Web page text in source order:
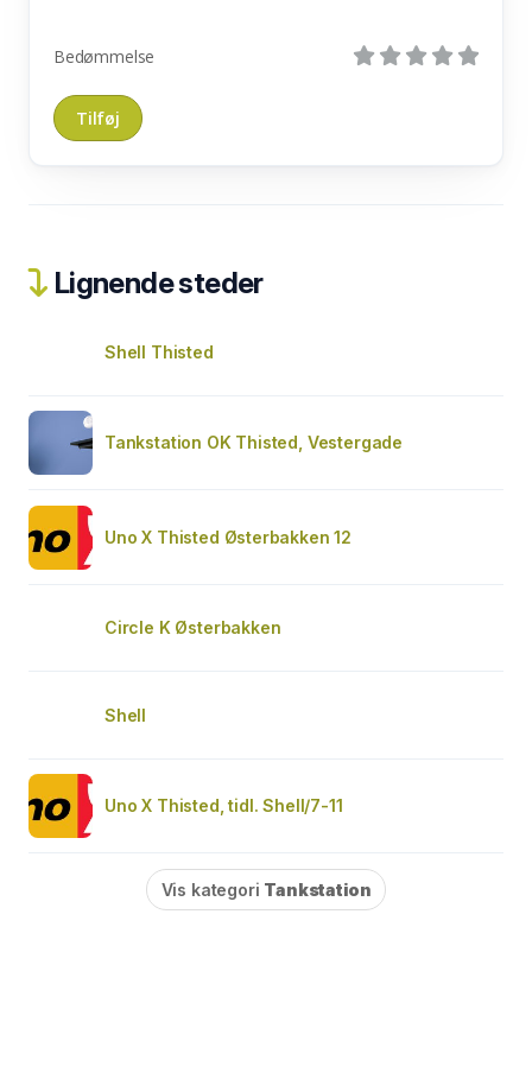
Bedømmelse
Lignende steder
Shell Thisted
Tankstation OK Thisted, Vestergade
Uno X Thisted Østerbakken 12
Circle K Østerbakken
Shell
Uno X Thisted, tidl. Shell/7-11
Vis kategori Tankstation